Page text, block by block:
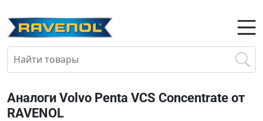
Аналоги Volvo Penta VCS Concentrate от
RAVENOL